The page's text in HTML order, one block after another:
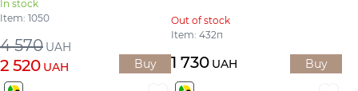
In stock
Item: 1050
4 570 UAH
2 520 UAH Buy
Out of stock
Item: 432п
1 730 UAH Buy